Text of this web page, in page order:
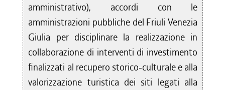
amministrativo), accordi con le
amministrazioni pubbliche del Friuli Venezia
Giulia per disciplinare la realizzazione in
collaborazione di interventi di investimento
finalizzati al recupero storico-culturale e alla
valorizzazione turistica dei siti legati alla